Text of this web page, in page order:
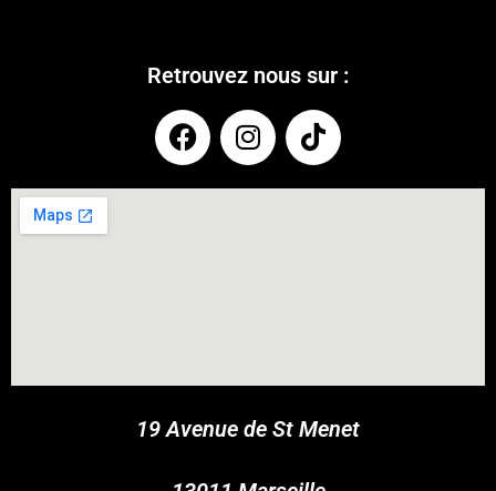
Retrouvez nous sur :
19 Avenue de St Menet